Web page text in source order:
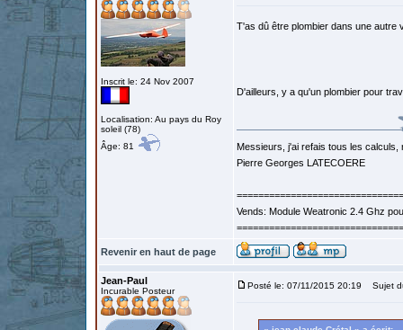
Inscrit le: 24 Nov 2007
Localisation: Au pays du Roy
soleil (78)
Âge: 81
T'as dû être plombier dans une autre
D'ailleurs, y a qu'un plombier pour
Messieurs, j'ai refais tous les calculs,
Pierre Georges LATECOERE
===============================
Vends: Module Weatronic 2.4 Ghz
===============================
Revenir en haut de page
Jean-Paul
Incurable Posteur
Posté le: 07/11/2015 20:19 Sujet